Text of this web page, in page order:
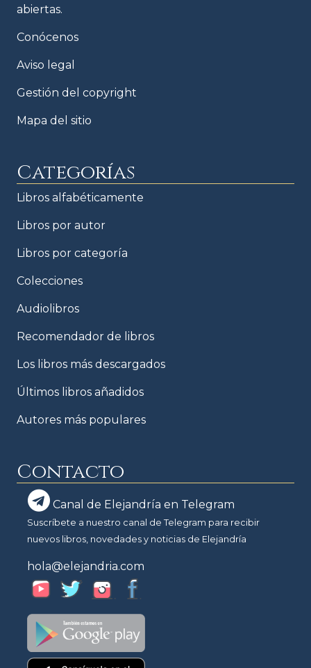
abiertas.
Conócenos
Aviso legal
Gestión del copyright
Mapa del sitio
Categorías
Libros alfabéticamente
Libros por autor
Libros por categoría
Colecciones
Audiolibros
Recomendador de libros
Los libros más descargados
Últimos libros añadidos
Autores más populares
Contacto
Canal de Elejandría en Telegram
Suscríbete a nuestro canal de Telegram para recibir
nuevos libros, novedades y noticias de Elejandría
hola@elejandria.com